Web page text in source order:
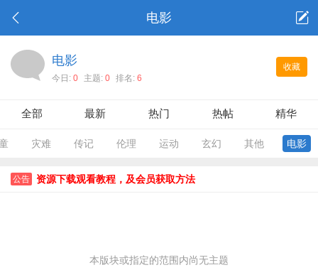
电影
收藏
电影
今日: 0 主题: 0 排名: 6
全部 最新 热门 热帖 精华
灾难 传记 伦理 运动 玄幻 其他 电影
公告 资源下载观看教程，及会员获取方法
本版块或指定的范围内尚无主题